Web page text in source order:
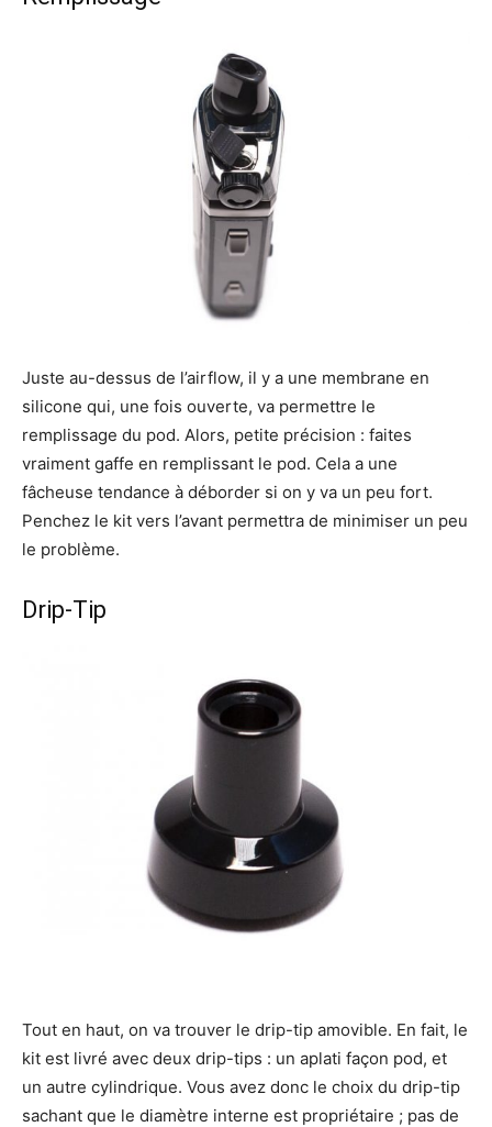
Juste au-dessus de l’airflow, il y a une membrane en
silicone qui, une fois ouverte, va permettre le
remplissage du pod. Alors, petite précision : faites
vraiment gaffe en remplissant le pod. Cela a une
fâcheuse tendance à déborder si on y va un peu fort.
Penchez le kit vers l’avant permettra de minimiser un peu
le problème.
Drip-Tip
Tout en haut, on va trouver le drip-tip amovible. En fait, le
kit est livré avec deux drip-tips : un aplati façon pod, et
un autre cylindrique. Vous avez donc le choix du drip-tip
sachant que le diamètre interne est propriétaire ; pas de